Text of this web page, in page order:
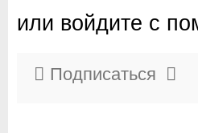
или войдите с
Подписаться